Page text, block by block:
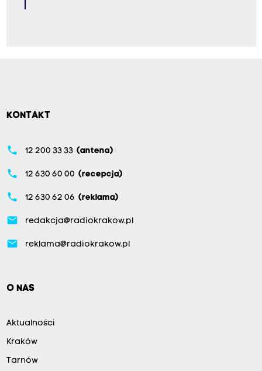
KONTAKT
phone 12 200 33 33 (antena)
phone 12 630 60 00 (recepcja)
phone 12 630 62 06 (reklama)
email redakcja@radiokrakow.pl
email reklama@radiokrakow.pl
O NAS
Aktualności
Kraków
Tarnów